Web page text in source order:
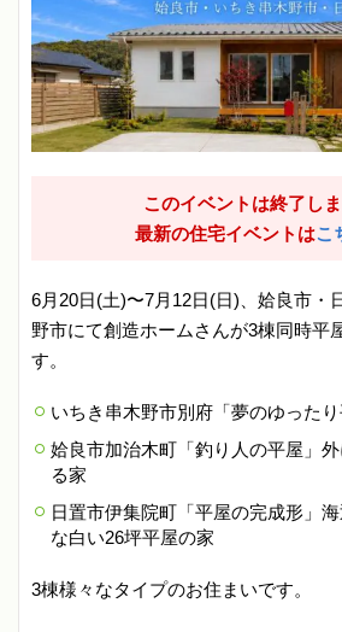
このイベントは終了しま
最新の住宅イベントはこ
6月20日(土)〜7月12日(日)、姶良市・
野市にて創造ホームさんが3棟同時平
す。
いちき串木野市別府「夢のゆった
姶良市加治木町「釣り人の平屋」
る家
日置市伊集院町「平屋の完成形」
な白い26坪平屋の家
3棟様々なタイプのお住まいです。